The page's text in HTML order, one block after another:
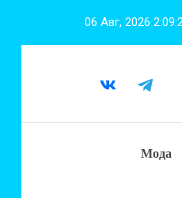
06 Авг, 2026
Мода